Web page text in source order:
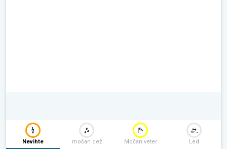
Nevihte močan dež Močan veter Led